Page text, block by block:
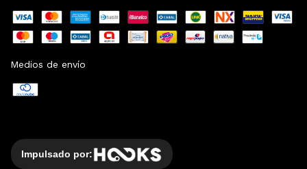
Medios de envío
Impulsado por: